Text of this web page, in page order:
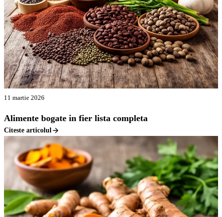
11 martie 2026
Alimente bogate in fier lista completa
Citeste articolul